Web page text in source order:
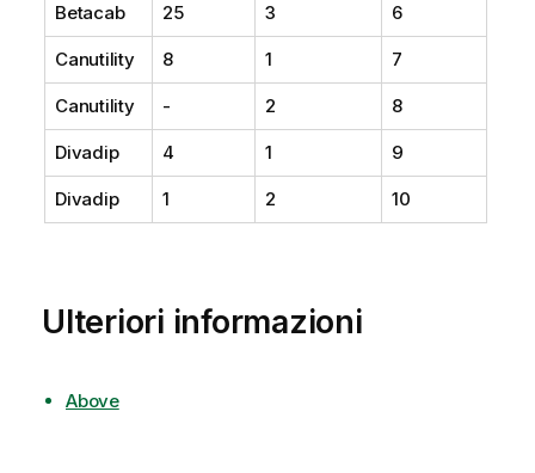
Betacab 25 3 6
Canutility 8 1 7
Canutility - 2 8
Divadip 4 1 9
Divadip 1 2 10
Ulteriori informazioni
Above